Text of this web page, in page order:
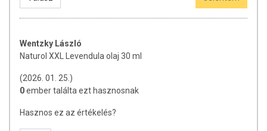
Wentzky László
Naturol XXL Levendula olaj 30 ml
(2026. 01. 25.)
0ember találta ezt hasznosnak
Hasznos ez az értékelés?